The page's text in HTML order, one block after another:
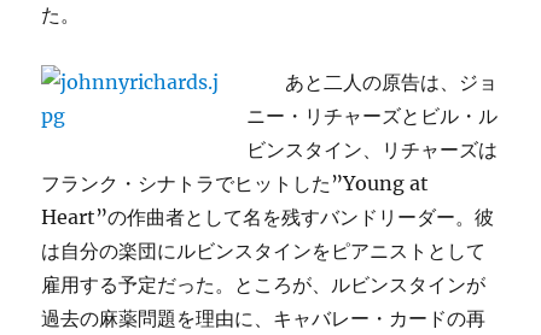
た。
あと二人の原告は、ジョ
ニー・リチャーズとビル・ル
ビンスタイン、リチャーズは
フランク・シナトラでヒットした”Young at
Heart”の作曲者として名を残すバンドリーダー。彼
は自分の楽団にルビンスタインをピアニストとして
雇用する予定だった。ところが、ルビンスタインが
過去の麻薬問題を理由に、キャバレー・カードの再